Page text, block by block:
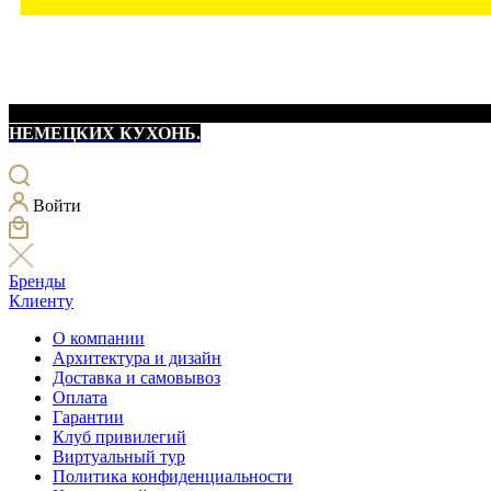
НЕМЕЦКИХ КУХОНЬ.
Войти
Бренды
Клиенту
О компании
Архитектура и дизайн
Доставка и самовывоз
Оплата
Гарантии
Клуб привилегий
Виртуальный тур
Политика конфиденциальности